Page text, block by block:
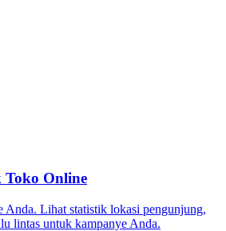
Online
Anda. Lihat statistik lokasi pengunjung,
lintas untuk kampanye Anda.